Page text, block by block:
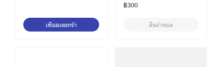
เพิ่มลงตะกร้า
฿300
สินค้าหมด